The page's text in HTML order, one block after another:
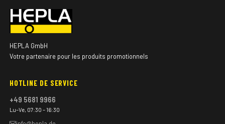
HEPLA GmbH
Votre partenaire pour les produits promotionnels
HOTLINE DE SERVICE
+49 5681 9966
Lu–Ve, 07:30 – 16:30